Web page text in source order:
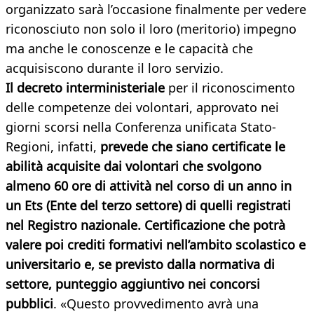
organizzato sarà l’occasione finalmente per vedere
riconosciuto non solo il loro (meritorio) impegno
ma anche le conoscenze e le capacità che
acquisiscono durante il loro servizio.
Il decreto interministeriale per il riconoscimento
delle competenze dei volontari, approvato nei
giorni scorsi nella Conferenza unificata Stato-
Regioni, infatti, prevede che siano certificate le
abilità acquisite dai volontari che svolgono
almeno 60 ore di attività nel corso di un anno in
un Ets (Ente del terzo settore) di quelli registrati
nel Registro nazionale. Certificazione che potrà
valere poi crediti formativi nell’ambito scolastico e
universitario e, se previsto dalla normativa di
settore, punteggio aggiuntivo nei concorsi
pubblici. «Questo provvedimento avrà una